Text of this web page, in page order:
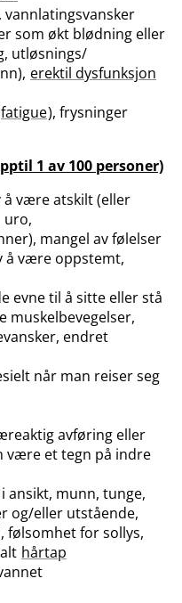
som økt blødning eller
utløsnings​/​
erektil dysfunksjon
fatigue), frysninger
1 av 100 personer)
å være atskilt (eller
uro,
mangel av følelser
å være oppstemt,
evne til å sitte eller stå
muskelbevegelser,
endret
når man reiser seg
avføring eller
være et tegn på indre
ansikt, munn, tunge,
og​/​eller utstående,
følsomhet for sollys,
hårtap